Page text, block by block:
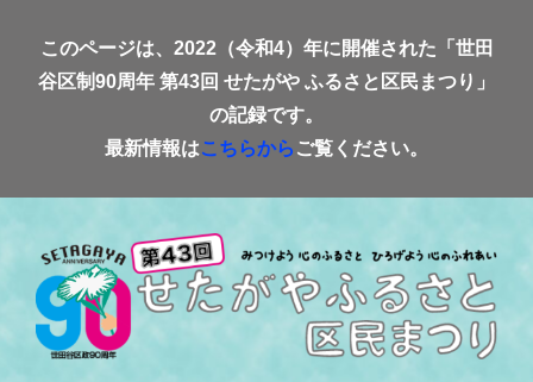
content
このページは、2022（令和4）年に開催された「世田
谷区制90周年 第43回 せたがや ふるさと区民まつり」
の記録です。
最新情報はこちらから ご覧ください。